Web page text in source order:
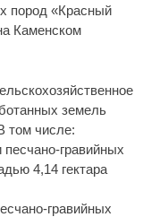
пород «Красный
Каменском
земель
том числе:
гравийных
4,14 гектара
гравийных